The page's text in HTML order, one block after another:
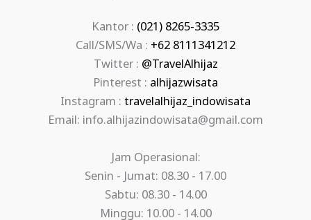
Kantor : (021) 8265-3335
Call/SMS/Wa : +62 8111341212
Twitter : @TravelAlhijaz
Pinterest : alhijazwisata
Instagram : travelalhijaz_indowisata
Email: info.alhijazindowisata@gmail.com
Jam Operasional:
Senin - Jumat: 08.30 - 17.00
Sabtu: 08.30 - 14.00
Minggu: 10.00 - 14.00